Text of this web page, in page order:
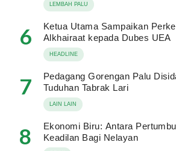
LEMBAH PALU
6
Ketua Utama Sampaikan
Alkhairaat kepada Dubes UEA
HEADLINE
7
Pedagang Gorengan Palu
Tuduhan Tabrak Lari
LAIN LAIN
8
Ekonomi Biru: Antara
Keadilan Bagi Nelayan